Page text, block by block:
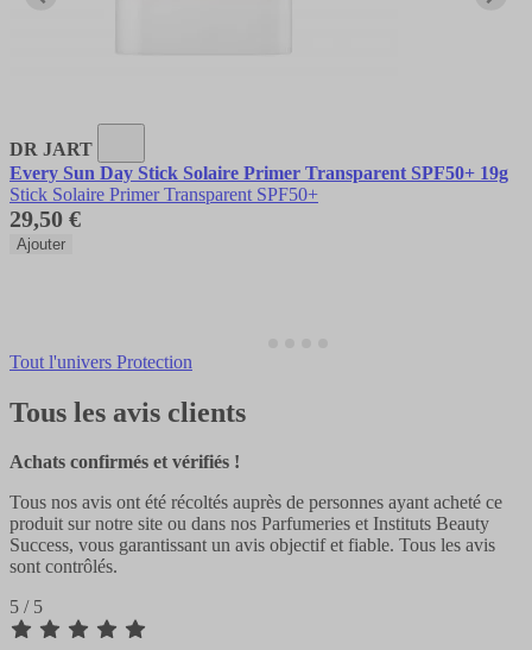
DR JART
Every Sun Day Stick Solaire Primer Transparent SPF50+ 19g
Stick Solaire Primer Transparent SPF50+
29,50 €
Ajouter
Tout l'univers Protection
Tous les avis clients
Achats confirmés et vérifiés !
Tous nos avis ont été récoltés auprès de personnes ayant acheté ce
produit sur notre site ou dans nos Parfumeries et Instituts Beauty
Success, vous garantissant un avis objectif et fiable. Tous les avis
sont contrôlés.
5 / 5